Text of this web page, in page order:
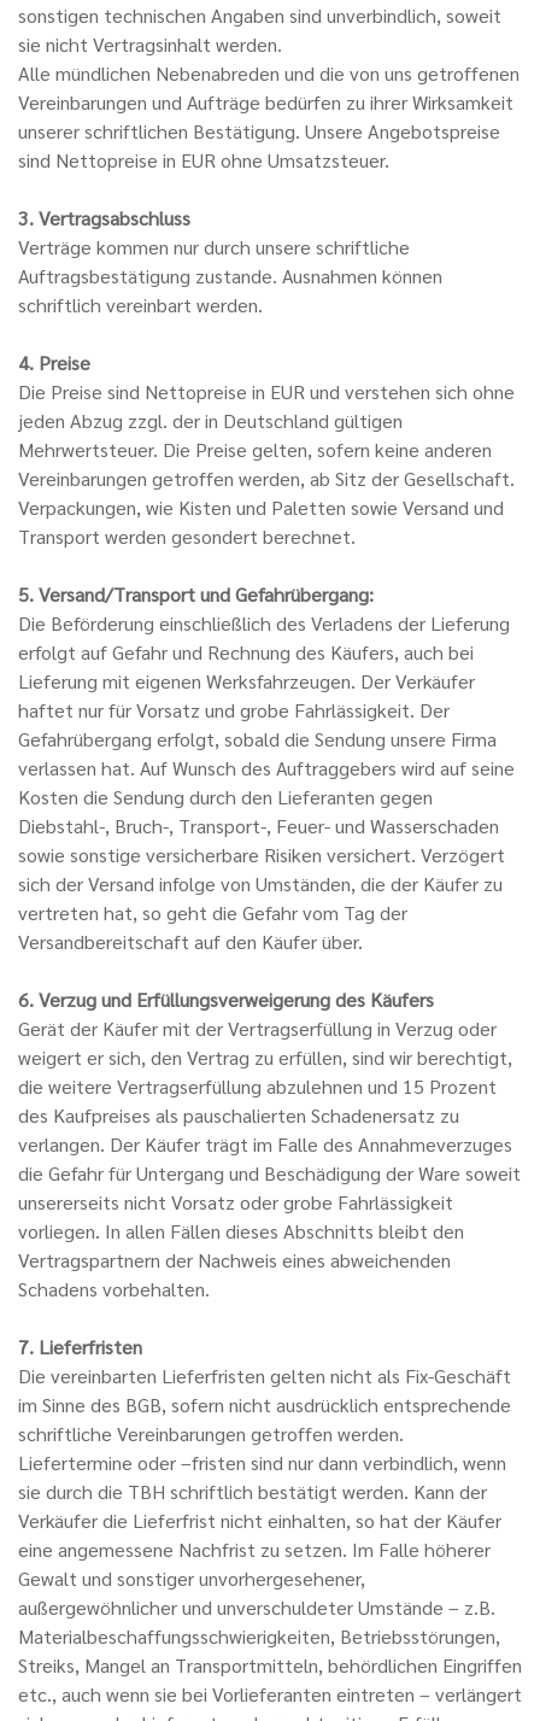
sonstigen technischen Angaben sind unverbindlich, soweit
sie nicht Vertragsinhalt werden.
Alle mündlichen Nebenabreden und die von uns getroffenen
Vereinbarungen und Aufträge bedürfen zu ihrer Wirksamkeit
unserer schriftlichen Bestätigung. Unsere Angebotspreise
sind Nettopreise in EUR ohne Umsatzsteuer.
3. Vertragsabschluss
Verträge kommen nur durch unsere schriftliche
Auftragsbestätigung zustande. Ausnahmen können
schriftlich vereinbart werden.
4. Preise
Die Preise sind Nettopreise in EUR und verstehen sich ohne
jeden Abzug zzgl. der in Deutschland gültigen
Mehrwertsteuer. Die Preise gelten, sofern keine anderen
Vereinbarungen getroffen werden, ab Sitz der Gesellschaft.
Verpackungen, wie Kisten und Paletten sowie Versand und
Transport werden gesondert berechnet.
5. Versand/Transport und Gefahrübergang:
Die Beförderung einschließlich des Verladens der Lieferung
erfolgt auf Gefahr und Rechnung des Käufers, auch bei
Lieferung mit eigenen Werksfahrzeugen. Der Verkäufer
haftet nur für Vorsatz und grobe Fahrlässigkeit. Der
Gefahrübergang erfolgt, sobald die Sendung unsere Firma
verlassen hat. Auf Wunsch des Auftraggebers wird auf seine
Kosten die Sendung durch den Lieferanten gegen
Diebstahl-, Bruch-, Transport-, Feuer- und Wasserschaden
sowie sonstige versicherbare Risiken versichert. Verzögert
sich der Versand infolge von Umständen, die der Käufer zu
vertreten hat, so geht die Gefahr vom Tag der
Versandbereitschaft auf den Käufer über.
6. Verzug und Erfüllungsverweigerung des Käufers
Gerät der Käufer mit der Vertragserfüllung in Verzug oder
weigert er sich, den Vertrag zu erfüllen, sind wir berechtigt,
die weitere Vertragserfüllung abzulehnen und 15 Prozent
des Kaufpreises als pauschalierten Schadenersatz zu
verlangen. Der Käufer trägt im Falle des Annahmeverzuges
die Gefahr für Untergang und Beschädigung der Ware soweit
unsererseits nicht Vorsatz oder grobe Fahrlässigkeit
vorliegen. In allen Fällen dieses Abschnitts bleibt den
Vertragspartnern der Nachweis eines abweichenden
Schadens vorbehalten.
7. Lieferfristen
Die vereinbarten Lieferfristen gelten nicht als Fix-Geschäft
im Sinne des BGB, sofern nicht ausdrücklich entsprechende
schriftliche Vereinbarungen getroffen werden.
Liefertermine oder –fristen sind nur dann verbindlich, wenn
sie durch die TBH schriftlich bestätigt werden. Kann der
Verkäufer die Lieferfrist nicht einhalten, so hat der Käufer
eine angemessene Nachfrist zu setzen. Im Falle höherer
Gewalt und sonstiger unvorhergesehener,
außergewöhnlicher und unverschuldeter Umstände – z.B.
Materialbeschaffungsschwierigkeiten, Betriebsstörungen,
Streiks, Mangel an Transportmitteln, behördlichen Eingriffen
etc., auch wenn sie bei Vorlieferanten eintreten – verlängert